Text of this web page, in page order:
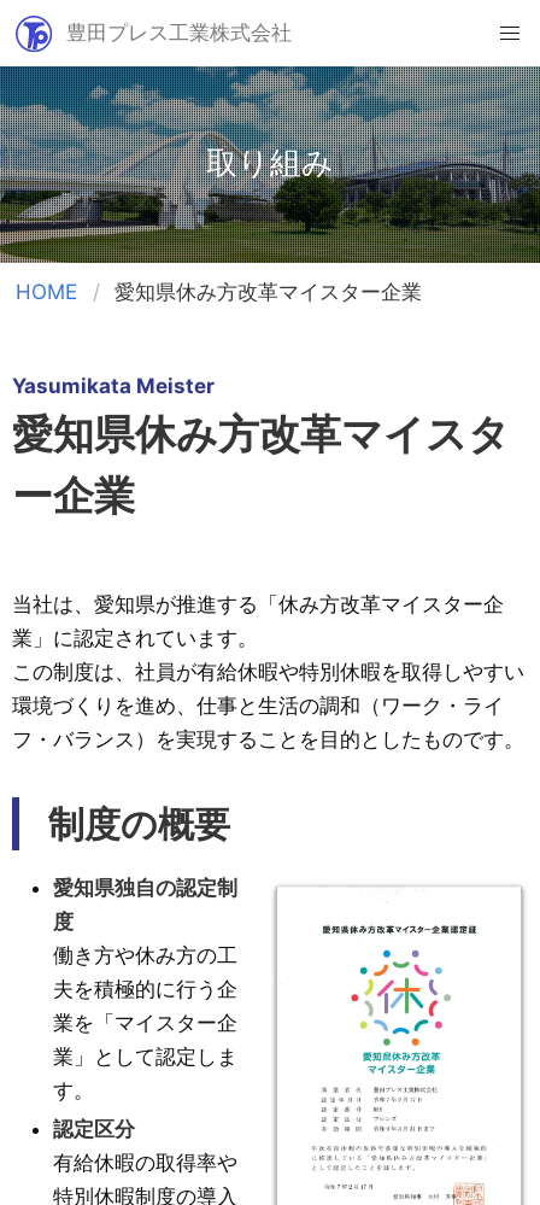
Skip
to
content
豊田プレス工業株式会社
取り組み
HOME 愛知県休み方改革マイスター企業
Yasumikata Meister
愛知県休み方改革マイスタ
ー企業
当社は、愛知県が推進する「休み方改革マイスター企
業」に認定されています。
この制度は、社員が有給休暇や特別休暇を取得しやすい
環境づくりを進め、仕事と生活の調和（ワーク・ライ
フ・バランス）を実現することを目的としたものです。
制度の概要
愛知県独自の認定制
度
働き方や休み方の工
夫を積極的に行う企
業を「マイスター企
業」として認定しま
す。
認定区分
有給休暇の取得率や
特別休暇制度の導入